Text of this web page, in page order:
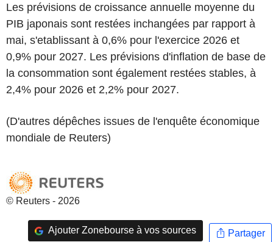
Les prévisions de croissance annuelle moyenne du
PIB japonais sont restées inchangées par rapport à
mai, s'etablissant à 0,6% pour l'exercice 2026 et
0,9% pour 2027. Les prévisions d'inflation de base de
la consommation sont également restées stables, à
2,4% pour 2026 et 2,2% pour 2027.
(D'autres dépêches issues de l'enquête économique
mondiale de Reuters)
© Reuters - 2026
Ajouter Zonebourse à vos sources Partager